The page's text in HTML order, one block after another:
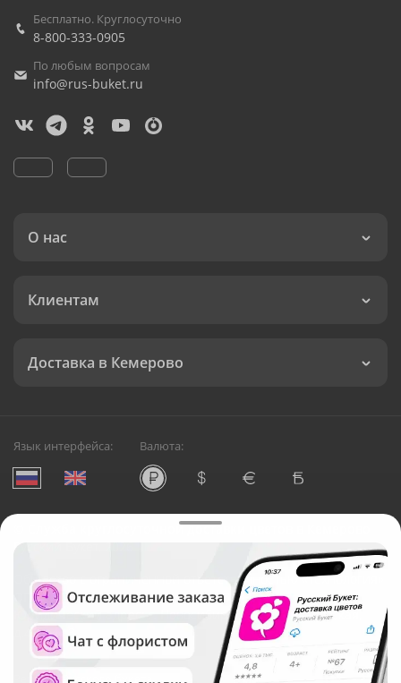
Бесплатно. Круглосуточно
8-800-333-0905
По любым вопросам
info@rus-buket.ru
О нас
Клиентам
Доставка в Кемерово
Язык интерфейса: Валюта:
Служба круглосуточной доставки цветов в Кемерово
Русский Букет, 2026
Общество с ограниченной ответственностью «Технология»
ОГРН: 1195476081745, ИНН: 5410081997
Юридический адрес: г. Новосибирск, ул. Ипподромская,
д.42, оф. 3
Рейтинг Русского букета